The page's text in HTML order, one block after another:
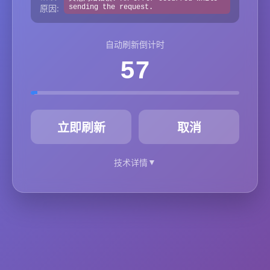
原因:
sending the request.
自动刷新倒计时
57
立即刷新 取消
技术详情▼